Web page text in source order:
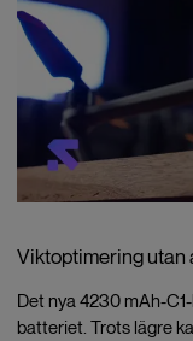
Viktoptimering utan
Det nya 4230 mAh-
batteriet. Trots lägre